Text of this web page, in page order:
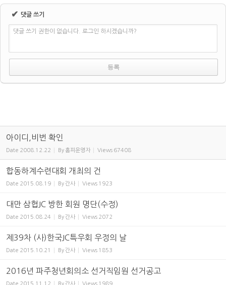
✔ 댓글 쓰기
댓글 쓰기 권한이 없습니다. 로그인 하시겠습니까?
아이디,비번 확인
Date 2008.12.22 By 홈피운영자 Views 67408
합동하계수련대회 개최의 건
Date 2015.08.19 By간사 Views 1923
대만 삼협JC 방한 회원 명단(수정)
Date 2015.08.24 By간사 Views 2072
제39차 (사)한국JC특우회 우정의 날
Date 2015.10.21 By간사 Views 1853
2016년 파주청년회의소 선거직임원 선거공고
Date 2015.11.12 By간사 Views 1989